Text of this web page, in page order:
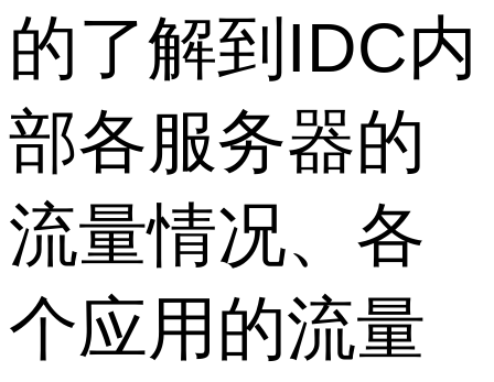
的了解到IDC内
部各服务器的
流量情况、各
个应用的流量